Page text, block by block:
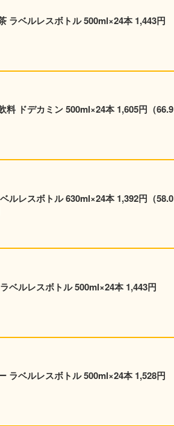
ラベルレスボトル 500ml×24本 1,443円
ルレスボトル 630ml×24本 1,392円（58.0
ベルレスボトル 500ml×24本 1,443円
ラベルレスボトル 500ml×24本 1,528円